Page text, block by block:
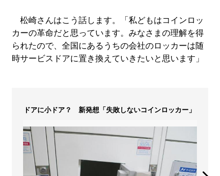
松崎さんはこう話します。「私どもはコインロッ
カーの革命だと思っています。みなさまの理解を得
られたので、全国にあるうちの会社のロッカーは随
時サービスドアに置き換えていきたいと思います」
ドアに小ドア？ 新発想「失敗しないコインロッカー」